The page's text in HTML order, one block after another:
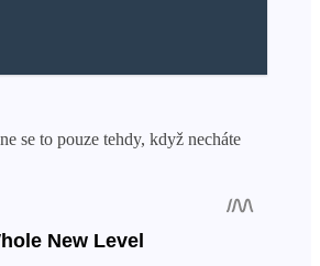
se to pouze tehdy, když necháte